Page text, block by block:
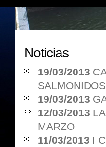
Noticias
19/03/2013
19/03/2013
12/03/2013
MARZO
11/03/2013 I